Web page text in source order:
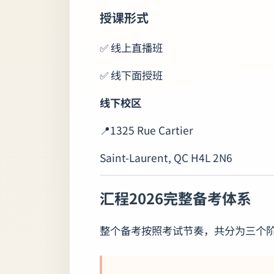
授课形式
✅ 线上直播班
✅ 线下面授班
线下校区
📍1325 Rue Cartier
Saint-Laurent, QC H4L 2N6
汇程2026完整备考体系
整个备考按照考试节奏，共分为三个